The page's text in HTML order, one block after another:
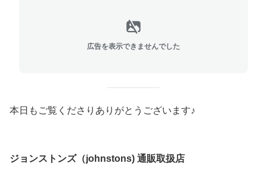
広告を表示できませんでした
本日もご覧くださりありがとうございます♪
ジョンストンズ（johnstons) 通販取扱店